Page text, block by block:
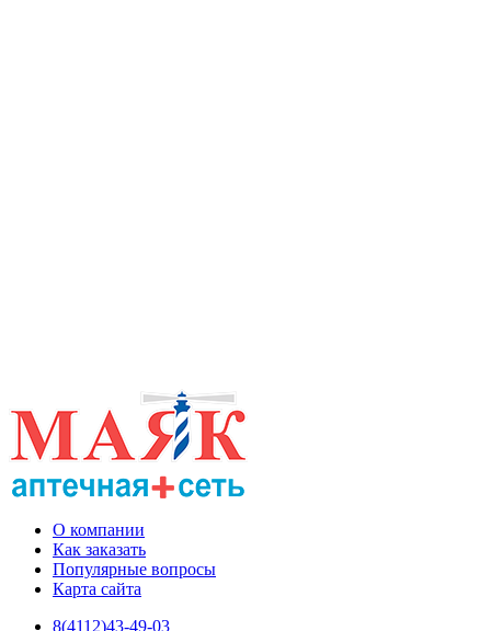
О компании
Как заказать
Популярные вопросы
Карта сайта
8(4112)43-49-03